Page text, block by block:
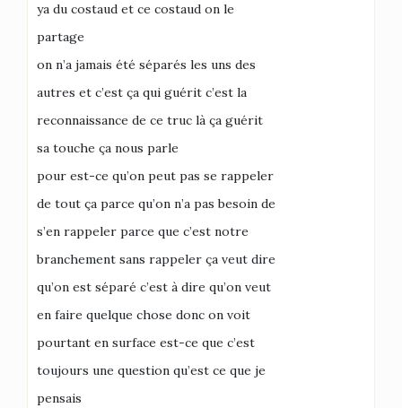
ya du costaud et ce costaud on le
partage
on n’a jamais été séparés les uns des
autres et c’est ça qui guérit c’est la
reconnaissance de ce truc là ça guérit
sa touche ça nous parle
pour est-ce qu’on peut pas se rappeler
de tout ça parce qu’on n’a pas besoin de
s’en rappeler parce que c’est notre
branchement sans rappeler ça veut dire
qu’on est séparé c’est à dire qu’on veut
en faire quelque chose donc on voit
pourtant en surface est-ce que c’est
toujours une question qu’est ce que je
pensais